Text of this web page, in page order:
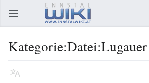
Hauptmenü öffnen
Kategorie:Datei:Lugauer
Sprache